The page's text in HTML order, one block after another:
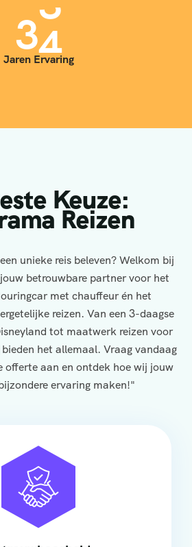
35
Jaren Ervaring
Keuze:
Reizen
unieke reis beleven? Welkom bij
betrouwbare partner voor het
met chauffeur én het
reizen. Van een 3-daagse
tot maatwerk reizen voor
het allemaal. Vraag vandaag
offerte aan en ontdek hoe wij jouw
ervaring maken!"